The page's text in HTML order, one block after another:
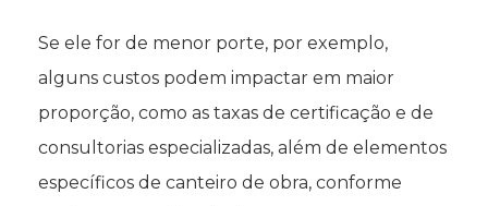
Se ele for de menor porte, por exemplo,
alguns custos podem impactar em maior
proporção, como as taxas de certificação e de
consultorias especializadas, além de elementos
específicos de canteiro de obra, conforme